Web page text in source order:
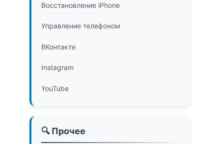
Восстановление iPhone
Управление телефоном
ВКонтакте
Instagram
YouTube
🔍 Прочее